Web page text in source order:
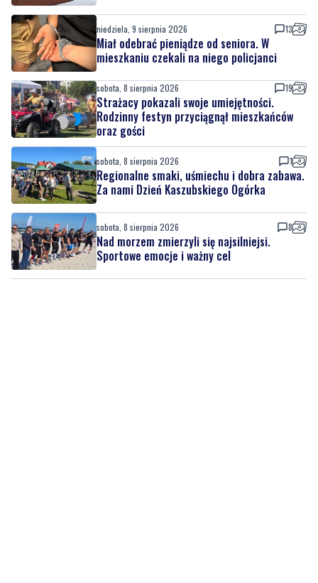
niedziela, 9 sierpnia 2026 13
Miał odebrać pieniądze od seniora. W
mieszkaniu czekali na niego policjanci
sobota, 8 sierpnia 2026 19
Strażacy pokazali swoje umiejętności.
Rodzinny festyn przyciągnął mieszkańców
oraz gości
sobota, 8 sierpnia 2026 1
Regionalne smaki, uśmiechu i dobra zabawa.
Za nami Dzień Kaszubskiego Ogórka
sobota, 8 sierpnia 2026 8
Nad morzem zmierzyli się najsilniejsi.
Sportowe emocje i ważny cel